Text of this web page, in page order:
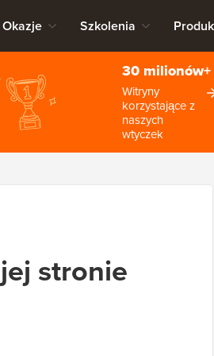
Okazje Szkolenia
30 milionów+
Witryny
korzystające z
naszych
wtyczek
stronie